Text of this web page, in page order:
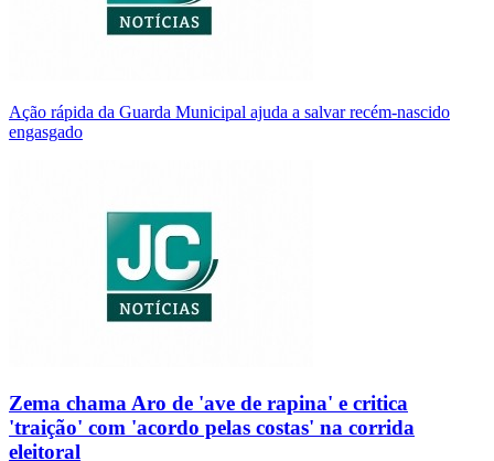
Ação rápida da Guarda Municipal ajuda a salvar recém-nascido
engasgado
Zema chama Aro de 'ave de rapina' e critica
'traição' com 'acordo pelas costas' na corrida
eleitoral